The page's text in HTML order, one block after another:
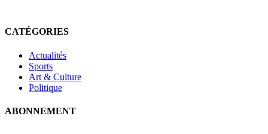
CATÉGORIES
Actualités
Sports
Art & Culture
Politique
ABONNEMENT